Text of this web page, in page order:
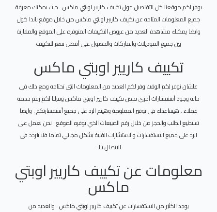
يوفر لكم موقعنا كل التفاصيل حول تكييف كاريير اوبتي ماكس . حيث يمكنك معرفة
جميع المعلومات المتاحه عن تكييف كاريير اوبتي ماكس من خلال موقع باندا كول
وايضا يمكنك مشاهدة العديد من عروض التكييفات المتوفره على الموقع والمقارنة
بين جميع الموديلات والماركات والحصول على أفضل سعر للتكييف
تكييف كاريير اوبتي ماكس
علشان نوفر لكم الوقت وفر لكم العديد من المعلومات التى تحتاجه ومع ذلك فى
حاله وجود أستفسارات أخري تخص تكييف كاريير اوبتي ماكس وفرلنا لكم رقم خدمة
عملاء . هيساعدك فى توفير المعلومة وهيتم الرد على جميع أستفسارتكم . وايضا
تستطيع الطلب والحجز من خلال رقم المبيعات الذي يوفره الموقع . نحن نعمل على
الرد على جميع الاستفسارات والاستشارات الفنية بشكل مجاني تماما فلا تتردد فى
الاتصال بنا .
معلومات عن تكييف كاريير اوبتي
ماكس
يوجد الكثير من الاستفسارات عن تكييف كاريير اوبتي ماكس . والعديد من